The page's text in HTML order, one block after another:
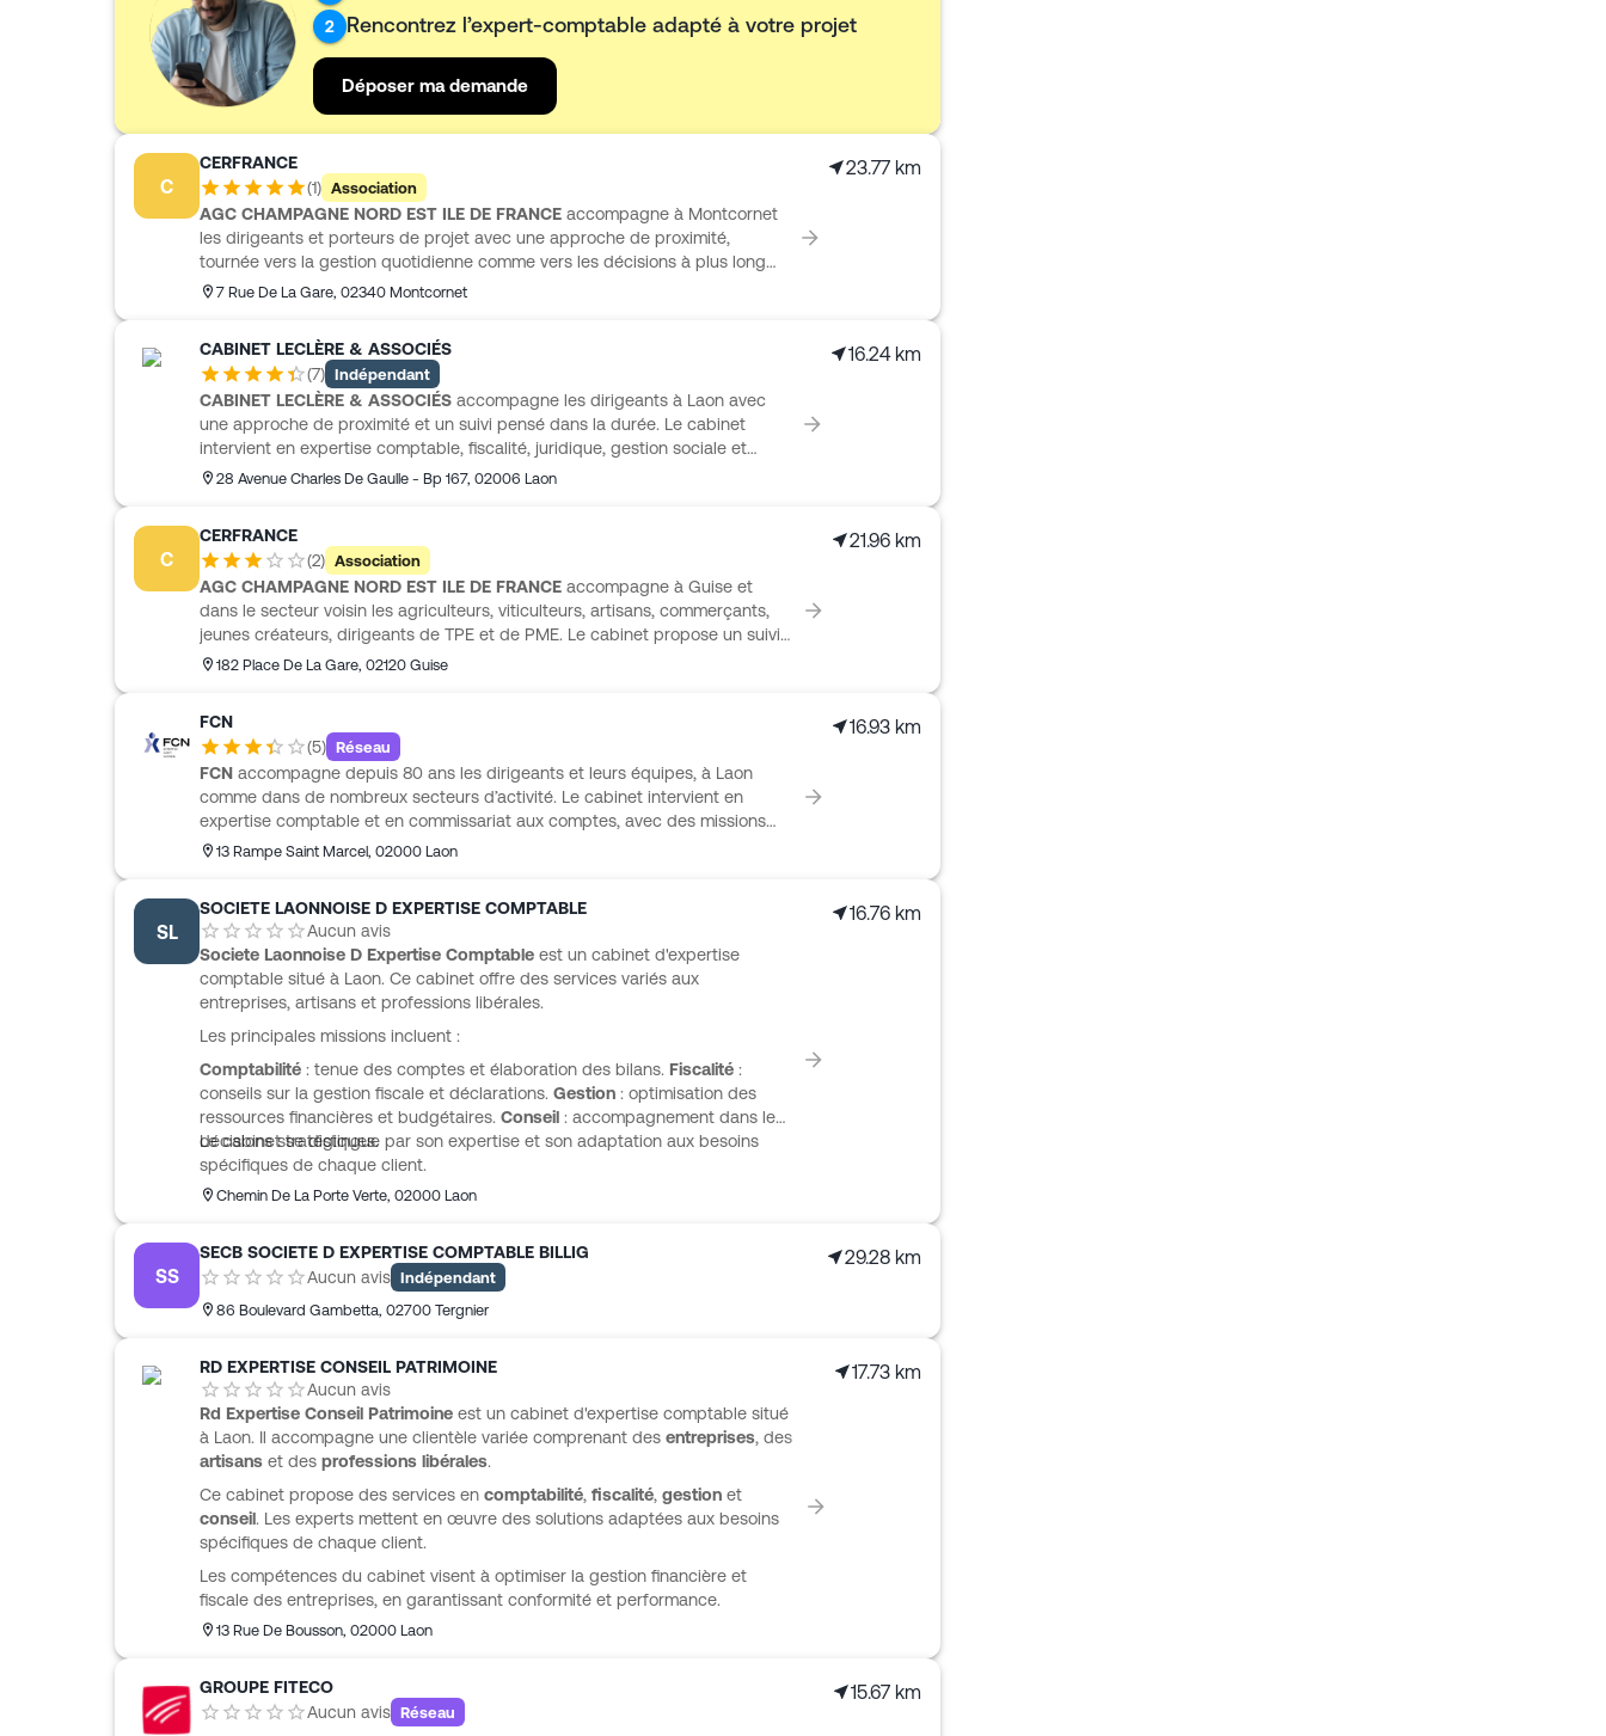
2 Rencontrez l’expert-comptable adapté à votre projet
Déposer ma demande
C
CERFRANCE
(1) Association
AGC CHAMPAGNE NORD EST ILE DE FRANCE accompagne à Montcornet
les dirigeants et porteurs de projet avec une approche de proximité,
tournée vers la gestion quotidienne comme vers les décisions à plus long
terme. Le cabinet intervient en expertise comptable, gestion économique et
conseillers d’entreprise. L’accompagnement s’adresse aux agriculteurs,
viticulteurs, artisans, commerçants, professions libérales, associations, PME
et jeunes créateurs, avec des outils numériques dédiés pour simplifier la
comptabilité et le suivi des obligations.
7 Rue De La Gare, 02340 Montcornet
23.77 km
CABINET LECLÈRE & ASSOCIÉS
(7) Indépendant
CABINET LECLÈRE & ASSOCIÉS accompagne les dirigeants à Laon avec
une approche de proximité et un suivi pensé dans la durée. Le cabinet
intervient en expertise comptable, fiscalité, juridique, gestion sociale et
ressources humaines, avec des solutions adaptées aux besoins de
ainsi que l’investissement immobilier. CABINET LECLÈRE & ASSOCIÉS
s’adresse notamment aux commerçants, startups, professions libérales, TPE,
PME et associations, avec un suivi global et personnalisé, porté par une
équipe structurée et présente à chaque étape.
28 Avenue Charles De Gaulle - Bp 167, 02006 Laon
16.24 km
C
CERFRANCE
(2) Association
AGC CHAMPAGNE NORD EST ILE DE FRANCE accompagne à Guise et
dans le secteur voisin les agriculteurs, viticulteurs, artisans, commerçants,
jeunes créateurs, dirigeants de TPE et de PME. Le cabinet propose un suivi
en comptabilité, gestion économique et financière, fiscalité, social et paie,
obligations courantes, l’analyse des résultats, le pilotage de la performance
et les projets d’entreprise, de la création à la transmission. Des outils
numériques comme Cl@sseur collaboratif, Scan by Cerfrance et Web
Compta viennent aussi simplifier le suivi comptable.
182 Place De La Gare, 02120 Guise
21.96 km
FCN
(5) Réseau
FCN accompagne depuis 80 ans les dirigeants et leurs équipes, à Laon
comme dans de nombreux secteurs d’activité. Le cabinet intervient en
expertise comptable et en commissariat aux comptes, avec des missions
légales, de révision comptable et de prise en charge de tout ou partie des
main, avec l’appui d’experts dédiés et des outils collaboratifs. Parmi ses
domaines d’intervention, une offre FCN VINEA est spécifiquement dédiée
aux viticulteurs champenois.
13 Rampe Saint Marcel, 02000 Laon
16.93 km
SL
SOCIETE LAONNOISE D EXPERTISE COMPTABLE
Aucun avis
Societe Laonnoise D Expertise Comptable est un cabinet d'expertise
comptable situé à Laon. Ce cabinet offre des services variés aux
entreprises, artisans et professions libérales.
Les principales missions incluent :
Comptabilité : tenue des comptes et élaboration des bilans. Fiscalité :
conseils sur la gestion fiscale et déclarations. Gestion : optimisation des
ressources financières et budgétaires. Conseil : accompagnement dans les
décisions stratégiques.
Le cabinet se distingue par son expertise et son adaptation aux besoins
spécifiques de chaque client.
Chemin De La Porte Verte, 02000 Laon
16.76 km
SS
SECB SOCIETE D EXPERTISE COMPTABLE BILLIG
Aucun avis Indépendant
86 Boulevard Gambetta, 02700 Tergnier
29.28 km
RD EXPERTISE CONSEIL PATRIMOINE
Aucun avis
Rd Expertise Conseil Patrimoine est un cabinet d'expertise comptable situé
à Laon. Il accompagne une clientèle variée comprenant des entreprises, des
artisans et des professions libérales.
Ce cabinet propose des services en comptabilité, fiscalité, gestion et
conseil. Les experts mettent en œuvre des solutions adaptées aux besoins
spécifiques de chaque client.
Les compétences du cabinet visent à optimiser la gestion financière et
fiscale des entreprises, en garantissant conformité et performance.
13 Rue De Bousson, 02000 Laon
17.73 km
GROUPE FITECO
Aucun avis Réseau
15.67 km